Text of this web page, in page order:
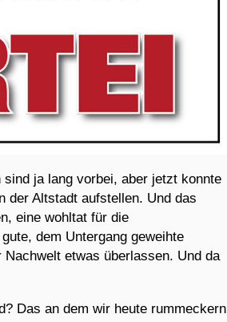
ja lang vorbei, aber jetzt konnte
der Altstadt aufstellen. Und das
eine wohltat für die
dem Untergang geweihte
etwas überlassen. Und da
Das an dem wir heute rummeckern